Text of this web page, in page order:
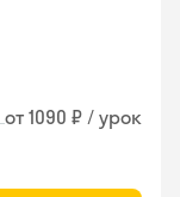
от 1090 ₽ / урок